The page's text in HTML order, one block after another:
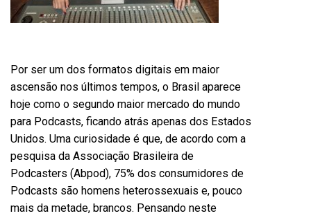
Por ser um dos formatos digitais em maior
ascensão nos últimos tempos, o Brasil aparece
hoje como o segundo maior mercado do mundo
para Podcasts, ficando atrás apenas dos Estados
Unidos. Uma curiosidade é que, de acordo com a
pesquisa da Associação Brasileira de
Podcasters (Abpod), 75% dos consumidores de
Podcasts são homens heterossexuais e, pouco
mais da metade, brancos. Pensando neste